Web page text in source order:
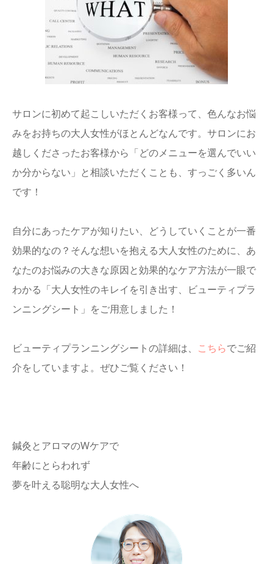
サロンに初めて起こしいただくお客様って、色んなお悩
みをお持ちの大人女性がほとんどなんです。サロンにお
越しくださったお客様から「どのメニューを選んでいい
か分からない」と相談いただくことも、すっごく多いん
です！
自分にあったケアが知りたい、どうしていくことが一番
効果的なの？そんな想いを抱える大人女性のために、あ
なたのお悩みの大きな原因と効果的なケア方法が一眼で
わかる「大人女性のキレイを引き出す、ビューティプラ
ンニングシート」をご用意しました！
ビューティプランニングシートの詳細は、 こちらでご紹
介をしていますよ。ぜひご覧ください！
鍼灸とアロマのWケアで
年齢にとらわれず
夢を叶える聡明な大人女性へ